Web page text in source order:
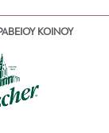
ΚΟΙΝΟΥ